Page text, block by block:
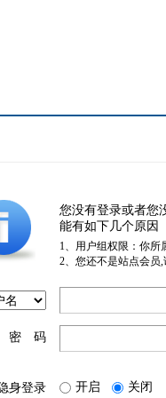
您没有登录或者您
能有如下几个原因
1、用户组权限：你所
2、您还不是站点会员
密 码
身登录 开启 关闭